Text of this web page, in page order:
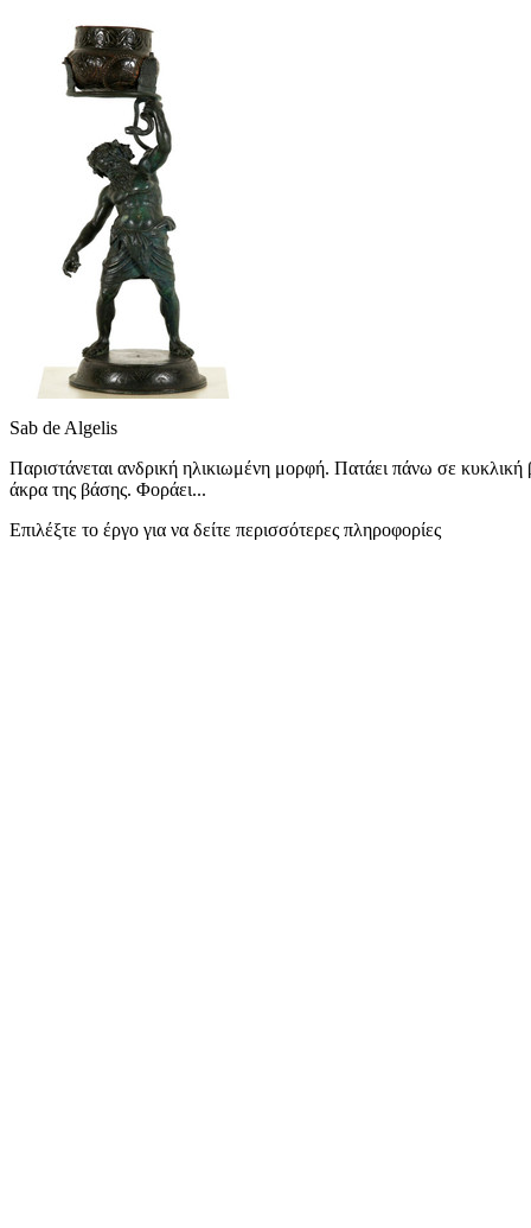
Sab de Algelis
Παριστάνεται ανδρική ηλικιωμένη μορφή. Πατάει πάνω σε κυκλική
άκρα της βάσης. Φοράει...
Επιλέξτε το έργο για να δείτε περισσότερες πληροφορίες